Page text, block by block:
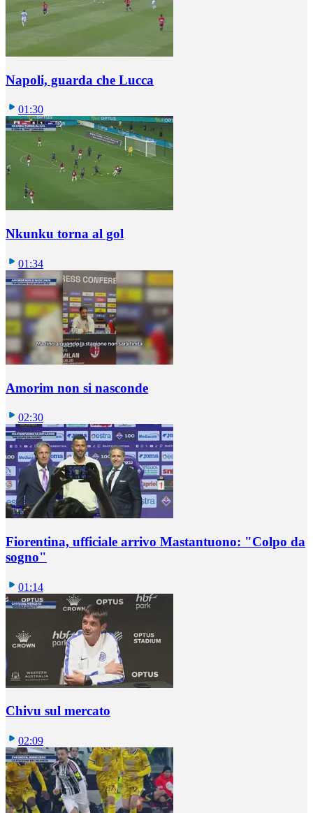
Napoli, guarda che Lucca
01:30
Nkunku torna al gol
01:34
Amorim non si nasconde
02:30
Fiorentina, ufficiale arrivo Mastantuono: "Colpo da
sogno"
01:14
Chivu sul mercato
02:09